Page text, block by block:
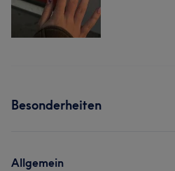
Besonderheiten
Allgemein